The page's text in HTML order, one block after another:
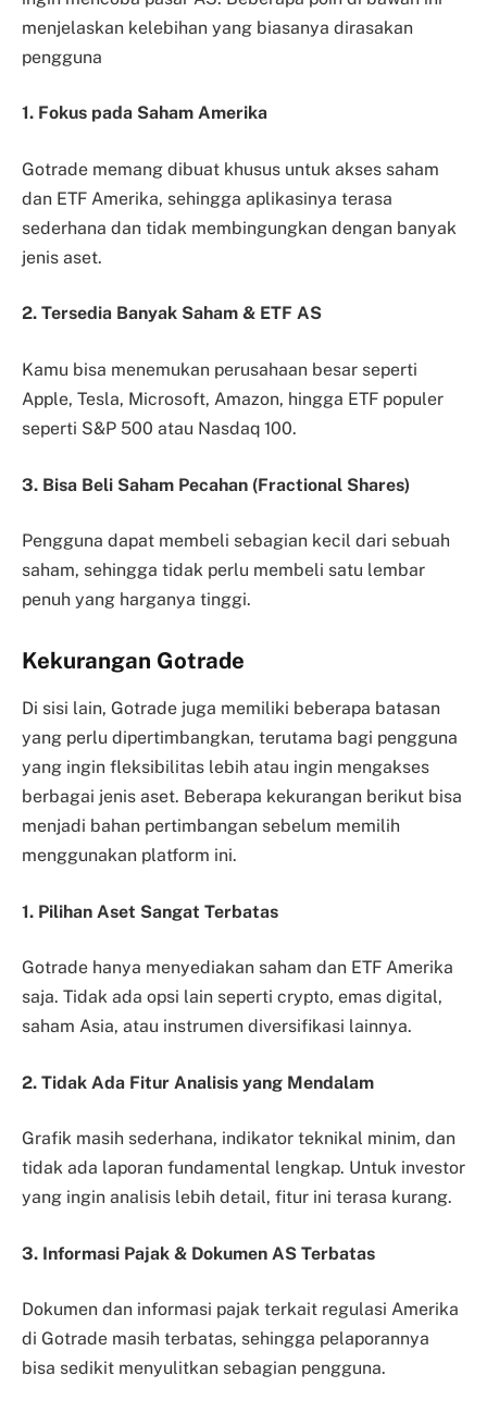
menjelaskan kelebihan yang biasanya dirasakan
pengguna
1. Fokus pada Saham Amerika
Gotrade memang dibuat khusus untuk akses saham
dan ETF Amerika, sehingga aplikasinya terasa
sederhana dan tidak membingungkan dengan banyak
jenis aset.
2. Tersedia Banyak Saham & ETF AS
Kamu bisa menemukan perusahaan besar seperti
Apple, Tesla, Microsoft, Amazon, hingga ETF populer
seperti S&P 500 atau Nasdaq 100.
3. Bisa Beli Saham Pecahan (Fractional Shares)
Pengguna dapat membeli sebagian kecil dari sebuah
saham, sehingga tidak perlu membeli satu lembar
penuh yang harganya tinggi.
Kekurangan Gotrade
Di sisi lain, Gotrade juga memiliki beberapa batasan
yang perlu dipertimbangkan, terutama bagi pengguna
yang ingin fleksibilitas lebih atau ingin mengakses
berbagai jenis aset. Beberapa kekurangan berikut bisa
menjadi bahan pertimbangan sebelum memilih
menggunakan platform ini.
1. Pilihan Aset Sangat Terbatas
Gotrade hanya menyediakan saham dan ETF Amerika
saja. Tidak ada opsi lain seperti crypto, emas digital,
saham Asia, atau instrumen diversifikasi lainnya.
2. Tidak Ada Fitur Analisis yang Mendalam
Grafik masih sederhana, indikator teknikal minim, dan
tidak ada laporan fundamental lengkap. Untuk investor
yang ingin analisis lebih detail, fitur ini terasa kurang.
3. Informasi Pajak & Dokumen AS Terbatas
Dokumen dan informasi pajak terkait regulasi Amerika
di Gotrade masih terbatas, sehingga pelaporannya
bisa sedikit menyulitkan sebagian pengguna.